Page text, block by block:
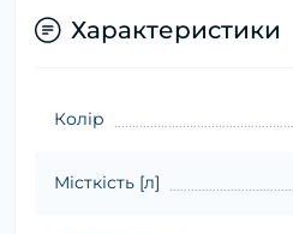
Характеристики
Колір
Місткість [л]